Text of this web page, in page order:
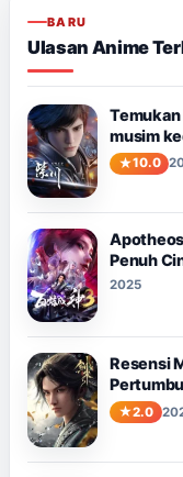
BARU
Ulasan Anime
musim
10.0
Penuh
2025
Resensi
2.0